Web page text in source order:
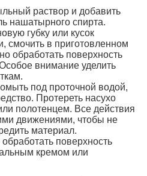
раствор и добавить
нашатырного спирта.
губку или кусок
смочить в приготовленном
обработать поверхность
внимание уделить
под проточной водой,
Протереть насухо
полотенцем. Все действия
движениями, чтобы не
материал.
поверхность
кремом или